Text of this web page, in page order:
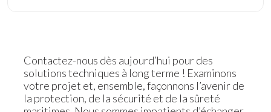
Contactez-nous dès aujourd’hui pour des
solutions techniques à long terme ! Examinons
votre projet et, ensemble, façonnons l’avenir de
la protection, de la sécurité et de la sûreté